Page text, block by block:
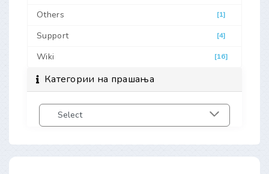
[1]
Others
[4]
Support
[16]
Wiki
Категории на прашања